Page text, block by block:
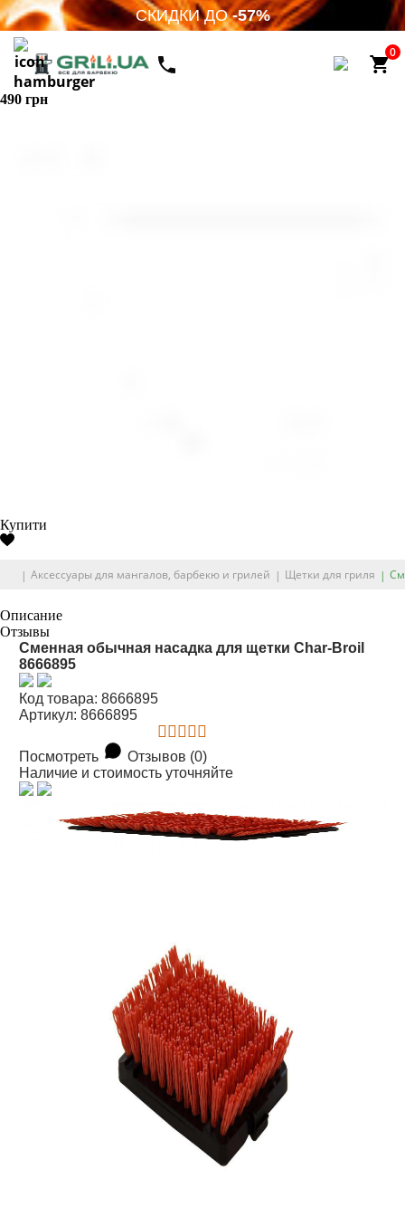
СКИДКИ ДО-57%
0
490 грн
Купити
Аксессуары для мангалов, барбекю и грилей Щетки для гриля
Описание
Отзывы
Сменная обычная насадка для щетки Char-Broil
8666895
Код товара: 8666895
Артикул: 8666895
Посмотреть
Отзывов (0)
Наличие и стоимость уточняйте